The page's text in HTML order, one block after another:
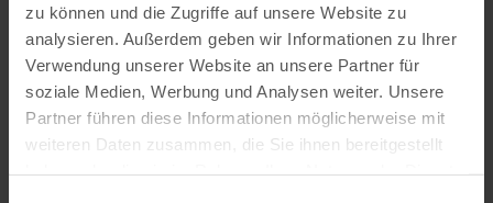
zu können und die Zugriffe auf unsere Website zu
analysieren. Außerdem geben wir Informationen zu Ihrer
Verwendung unserer Website an unsere Partner für
soziale Medien, Werbung und Analysen weiter. Unsere
Partner führen diese Informationen möglicherweise mit
weiteren Daten zusammen, die Sie ihnen bereitgestellt